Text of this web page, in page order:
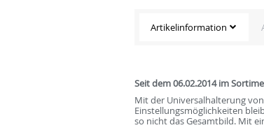
Artikelinformation
Seit dem 06.02.2014 im
Mit der Universalhalterung
Einstellungsmöglichkeiten
so nicht das Gesamtbild. Mit